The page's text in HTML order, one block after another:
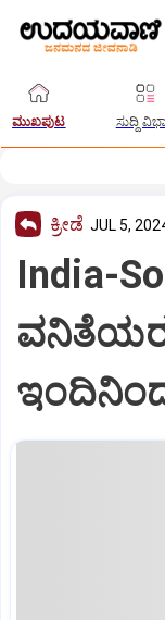
ಮುಖಪುಟ ಸುದ್ದಿ
ಕ್ರೀಡೆ JUL 5,
India-